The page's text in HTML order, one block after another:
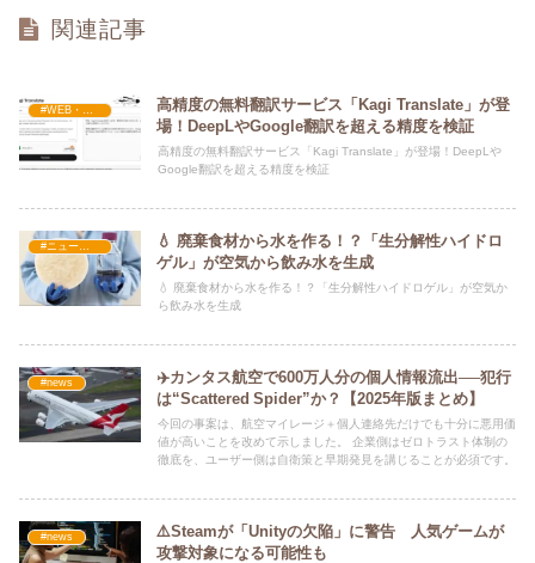
関連記事
#WEB・プログラム・SEO
高精度の無料翻訳サービス「Kagi Translate」が登
場！DeepLやGoogle翻訳を超える精度を検証
高精度の無料翻訳サービス「Kagi Translate」が登場！DeepLや
Google翻訳を超える精度を検証
#ニュース・社会・コラム
💧 廃棄食材から水を作る！？「生分解性ハイドロ
ゲル」が空気から飲み水を生成
💧 廃棄食材から水を作る！？「生分解性ハイドロゲル」が空気か
ら飲み水を生成
#news
✈️カンタス航空で600万人分の個人情報流出──犯行
は“Scattered Spider”か？【2025年版まとめ】
今回の事案は、航空マイレージ＋個人連絡先だけでも十分に悪用価
値が高いことを改めて示しました。 企業側はゼロトラスト体制の
徹底を、ユーザー側は自衛策と早期発見を講じることが必須です。
#news
⚠️Steamが「Unityの欠陥」に警告 人気ゲームが
攻撃対象になる可能性も